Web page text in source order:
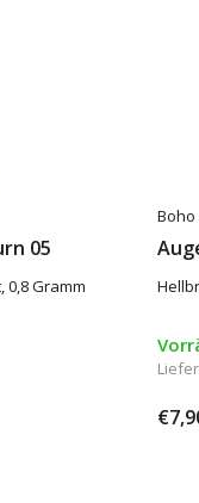
05
0,8 Gramm